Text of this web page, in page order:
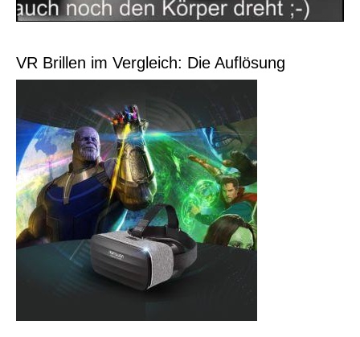
VR Brillen im Vergleich: Die Auflösung